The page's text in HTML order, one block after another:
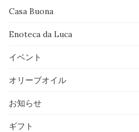
Casa Buona
Enoteca da Luca
イベント
オリーブオイル
お知らせ
ギフト